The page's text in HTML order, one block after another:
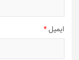
ایمیل*